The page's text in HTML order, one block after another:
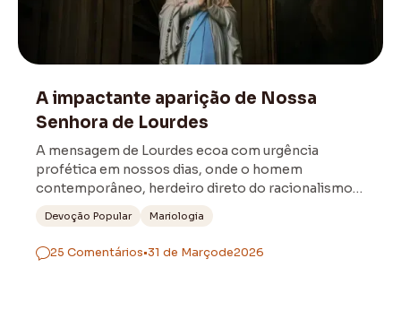
A impactante aparição de Nossa
Senhora de Lourdes
A mensagem de Lourdes ecoa com urgência
profética em nossos dias, onde o homem
contemporâneo, herdeiro direto do racionalismo
cético, continua a buscar a salvação em si mesmo.
Devoção Popular Mariologia
25 Comentários•31 de Marçode2026